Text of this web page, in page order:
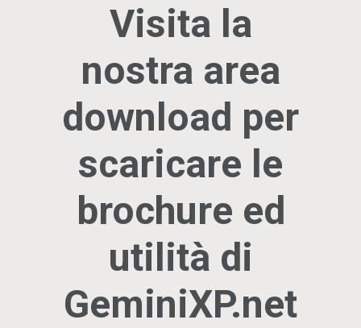
Visita la
nostra area
download per
scaricare le
brochure ed
utilità di
GeminiXP.net